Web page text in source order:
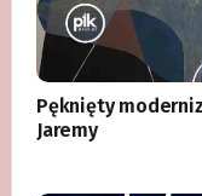
Pęknięty
Jaremy